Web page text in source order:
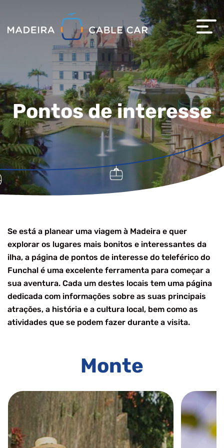
Pontos de interesse
Se está a planear uma viagem à Madeira e quer
explorar os lugares mais bonitos e interessantes da
ilha, a página de pontos de interesse do teleférico do
Funchal é uma excelente ferramenta para começar a
sua aventura. Cada um destes locais tem uma página
dedicada com informações sobre as suas principais
atrações, a história e a cultura local, bem como as
atividades que se podem fazer durante a visita.
Monte